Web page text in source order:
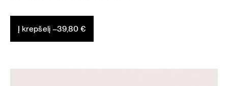
Į krepšelį –39,80€